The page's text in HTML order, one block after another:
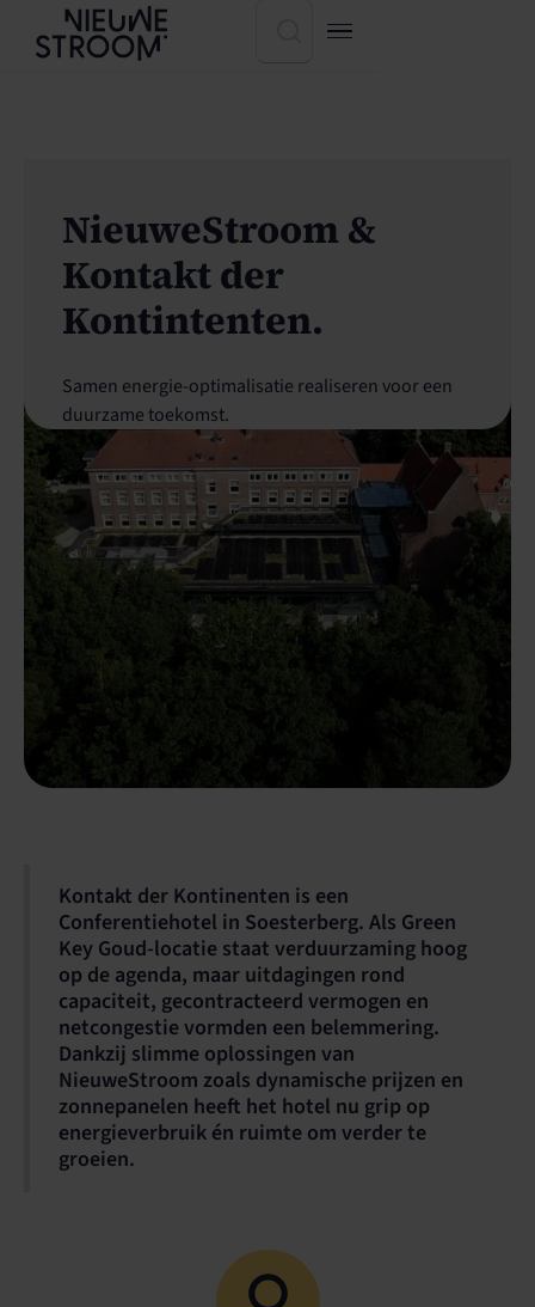
NieuweStroom &
Kontakt der
Kontintenten.
Samen energie-optimalisatie realiseren voor een
duurzame toekomst.
Kontakt der Kontinenten is een
Conferentiehotel in Soesterberg. Als Green
Key Goud-locatie staat verduurzaming hoog
op de agenda, maar uitdagingen rond
capaciteit, gecontracteerd vermogen en
netcongestie vormden een belemmering.
Dankzij slimme oplossingen van
NieuweStroom zoals dynamische prijzen en
zonnepanelen heeft het hotel nu grip op
energieverbruik én ruimte om verder te
groeien.